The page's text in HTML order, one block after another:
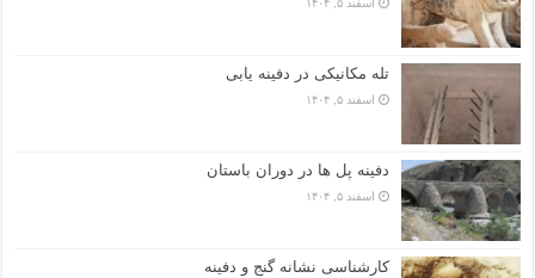
تله مکانیکی در دفینه یابی
اسفند ۵, ۱۴۰۴
دفینه پل ها در دوران باستان
اسفند ۵, ۱۴۰۴
کارشناسی نشانه گنج و دفینه